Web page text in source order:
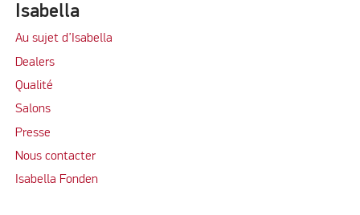
Isabella
Au sujet d’Isabella
Dealers
Qualité
Salons
Presse
Nous contacter
Isabella Fonden